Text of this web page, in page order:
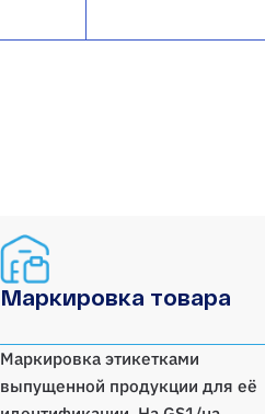
Маркировка товара
Маркировка этикетками
выпущенной продукции для её